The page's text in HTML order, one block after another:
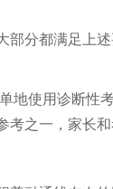
部分都满足上
使用诊断性
之一，家长和